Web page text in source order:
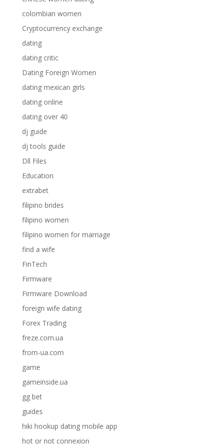
colombian women
Cryptocurrency exchange
dating
dating critic
Dating Foreign Women
dating mexican girls
dating online
dating over 40
dj guide
dj tools guide
Dll Files
Education
extrabet
filipino brides
filipino women
filipino women for marriage
find a wife
FinTech
Firmware
Firmware Download
foreign wife dating
Forex Trading
freze.com.ua
from-ua.com
game
gameinside.ua
gg bet
guides
hiki hookup dating mobile app
hot or not connexion